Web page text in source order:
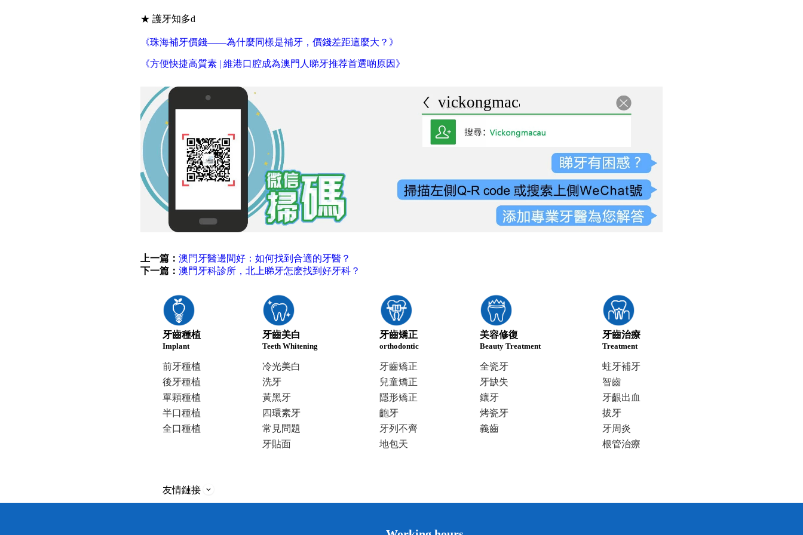
★ 護牙知多d
《珠海補牙價錢——為什麼同樣是補牙，價錢差距這麼大？》
《方便快捷高質素 | 維港口腔成為澳門人睇牙推荐首選啲原因》
vickongmacau
上一篇：澳門牙醫邊間好：如何找到合適的牙醫？
下一篇：澳門牙科診所，北上睇牙怎麽找到好牙科？
牙齒種植
Implant
前牙種植
後牙種植
單顆種植
半口種植
全口種植
牙齒美白
Teeth Whitening
冷光美白
洗牙
黃黑牙
四環素牙
常見問題
牙貼面
牙齒矯正
orthodontic
牙齒矯正
兒童矯正
隱形矯正
齙牙
牙列不齊
地包天
美容修復
Beauty Treatment
全瓷牙
牙缺失
鑲牙
烤瓷牙
義齒
牙齒治療
Treatment
蛀牙補牙
智齒
牙齦出血
拔牙
牙周炎
根管治療
友情鏈接